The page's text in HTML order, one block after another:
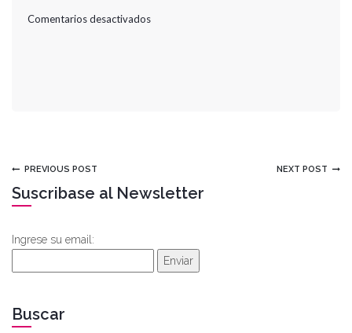
Comentarios desactivadosen
PREVIOUS POST NEXT POST
Suscribase al Newsletter
Ingrese su email:
Enviar
Buscar